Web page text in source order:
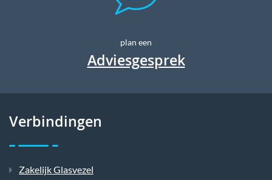
plan een
Adviesgesprek
Verbindingen
Zakelijk Glasvezel